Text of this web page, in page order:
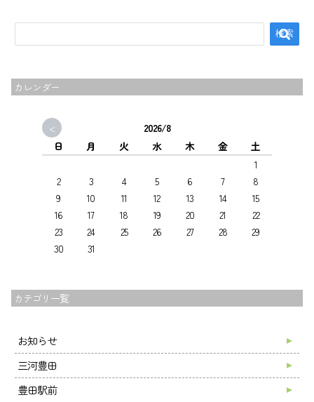
カレンダー
<
2026/8
日
月 火 水 木 金
土
1
2
3 4 5 6 7
8
9
10 11 12 13 14
15
16
17 18 19 20 21
22
23
24 25 26 27 28
29
30
31
カテゴリ一覧
お知らせ
三河豊田
豊田駅前